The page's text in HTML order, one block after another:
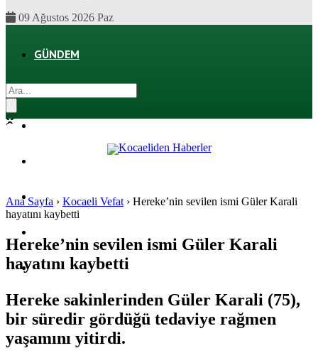
09 Ağustos 2026 Paz
GÜNDEM
SPOR
SAĞLIK
Ana Sayfa › Kocaeli Vefat › Hereke’nin sevilen ismi Güler Karali
hayatını kaybetti
Hereke’nin sevilen ismi Güler Karali
hayatını kaybetti
Hereke sakinlerinden Güler Karali (75),
bir süredir gördüğü tedaviye rağmen
yaşamını yitirdi.